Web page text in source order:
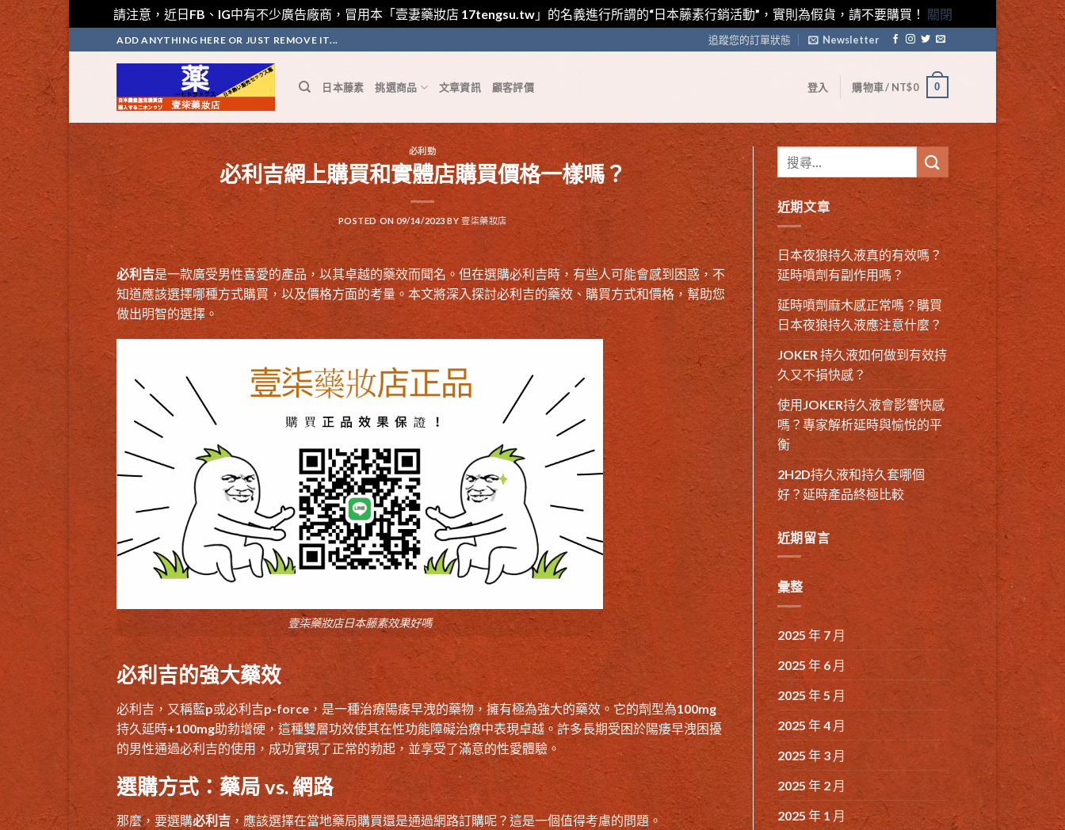
請注意，近日FB、IG中有不少廣告廠商，冒用本「壹妻藥妝店 17tengsu.tw」的名義進行所謂的“日本藤素行銷活動”，實則為假貨，請不要購買！ 關閉
to
ADD ANYTHING HERE OR JUST REMOVE IT... 追蹤您的訂單狀態 Newsletter
日本藤素 挑選商品 文章資訊 顧客評價 登入 購物車 / NT$0 0
必利勁
必利吉網上購買和實體店購買價格一樣嗎？
POSTED ON09/14/2023 BY壹柒藥妝店
必利吉是一款廣受男性喜愛的產品，以其卓越的藥效而聞名。但在選購必利吉時，有些人可能會感到困惑，不
知道應該選擇哪種方式購買，以及價格方面的考量。本文將深入探討必利吉的藥效、購買方式和價格，幫助您
做出明智的選擇。
壹柒藥妝店日本藤素效果好嗎
必利吉的強大藥效
必利吉，又稱藍p或必利吉p-force，是一種治療陽痿早洩的藥物，擁有極為強大的藥效。它的劑型為100mg
持久延時+100mg助勃增硬，這種雙層功效使其在性功能障礙治療中表現卓越。許多長期受困於陽痿早洩困擾
的男性通過必利吉的使用，成功實現了正常的勃起，並享受了滿意的性愛體驗。
選購方式：藥局 vs. 網路
那麼，要選購必利吉，應該選擇在當地藥局購買還是通過網路訂購呢？這是一個值得考慮的問題。
近期文章
日本夜狼持久液真的有效嗎？
延時噴劑有副作用嗎？
延時噴劑麻木感正常嗎？購買
日本夜狼持久液應注意什麼？
JOKER 持久液如何做到有效持
久又不損快感？
使用JOKER持久液會影響快感
嗎？專家解析延時與愉悅的平
衡
2H2D持久液和持久套哪個
好？延時產品終極比較
近期留言
彙整
2025 年 7 月
2025 年 6 月
2025 年 5 月
2025 年 4 月
2025 年 3 月
2025 年 2 月
2025 年 1 月